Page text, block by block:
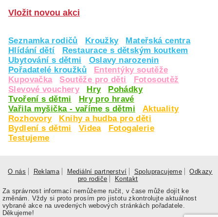
Vložit novou akci
Seznamka rodičů Kroužky
Mateřská centra
Hlídání dětí
Restaurace s dětským koutkem
Ubytování s dětmi
Oslavy narozenin
Pořadatelé kroužků
Ententýky soutěže
Kupovačka
Soutěže pro děti
Fotosoutěž
Slevové vouchery
Hry
Pohádky
Tvoření s dětmi
Hry pro hravé
Vařila myšička - vaříme s dětmi
Aktuality
Rozhovory
Knihy a hudba pro děti
Bydlení s dětmi
Videa
Fotogalerie
Testujeme
O nás Reklama Mediální partnerství Spolupracujeme
Odkazy
pro rodiče
Kontakt
Za správnost informací nemůžeme ručit, v čase může dojít ke
změnám. Vždy si proto prosím pro jistotu zkontrolujte aktuálnost
vybrané akce na uvedených webových stránkách pořadatele.
Děkujeme!